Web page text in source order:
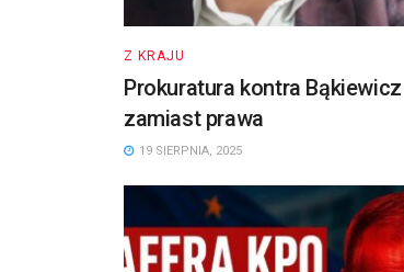
Z KRAJU
Prokuratura kontra
zamiast prawa
19 SIERPNIA, 2025